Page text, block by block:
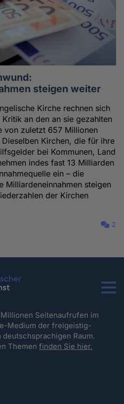
steigen weiter
Kirche rechnen sich
an den an sie gezahlten
von zuletzt 657 Millionen
Kirchen, die für ihre
bei Kommunen, Land
indes fast 13 Milliarden
ein – die
Milliardeneinnahmen steigen
der Kirchen
2
Menu
Seitenaufrufen im
Medium der freigeistig-
Raum.
Themenfinden Sie hier.